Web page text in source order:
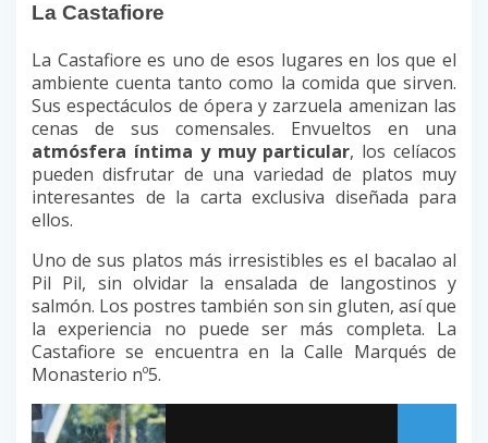
La Castafiore
La Castafiore es uno de esos lugares en los que el
ambiente cuenta tanto como la comida que sirven.
Sus espectáculos de ópera y zarzuela amenizan las
cenas de sus comensales. Envueltos en una
atmósfera íntima y muy particular, los celíacos
pueden disfrutar de una variedad de platos muy
interesantes de la carta exclusiva diseñada para
ellos.
Uno de sus platos más irresistibles es el bacalao al
Pil Pil, sin olvidar la ensalada de langostinos y
salmón. Los postres también son sin gluten, así que
la experiencia no puede ser más completa. La
Castafiore se encuentra en la Calle Marqués de
Monasterio nº5.